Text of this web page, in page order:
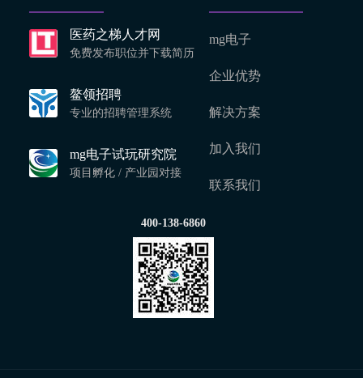
医药之梯人才网
免费发布职位并下载简历
鳌领招聘
专业的招聘管理系统
mg电子试玩研究院
项目孵化 / 产业园对接
mg电子
企业优势
解决方案
加入我们
联系我们
400-138-6860